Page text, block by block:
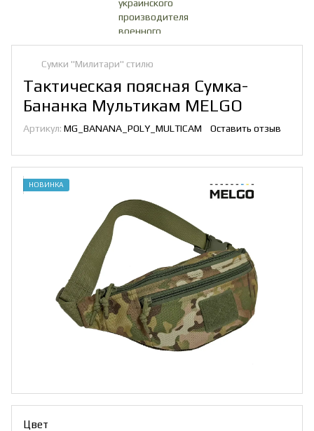
Сумки "Милитари" стилю
Тактическая поясная Сумка-
Бананка Мультикам MELGO
Артикул: MG_BANANA_POLY_MULTICAM Оставить отзыв
НОВИНКА
Цвет